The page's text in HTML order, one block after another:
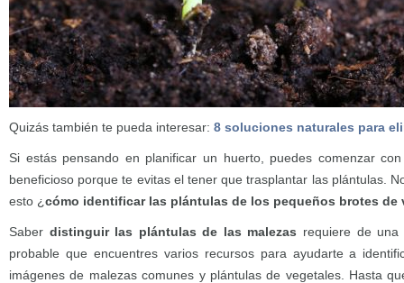
Quizás también te pueda interesar: 8 soluciones naturales para
Si estás pensando en planificar un huerto, puedes comenzar
beneficioso porque te evitas el tener que trasplantar las plántulas.
esto ¿cómo identificar las plántulas de los pequeños brotes de
Saber distinguir las plántulas de las malezas requiere de
probable que encuentres varios recursos para ayudarte a
imágenes de malezas comunes y plántulas de vegetales. Hasta